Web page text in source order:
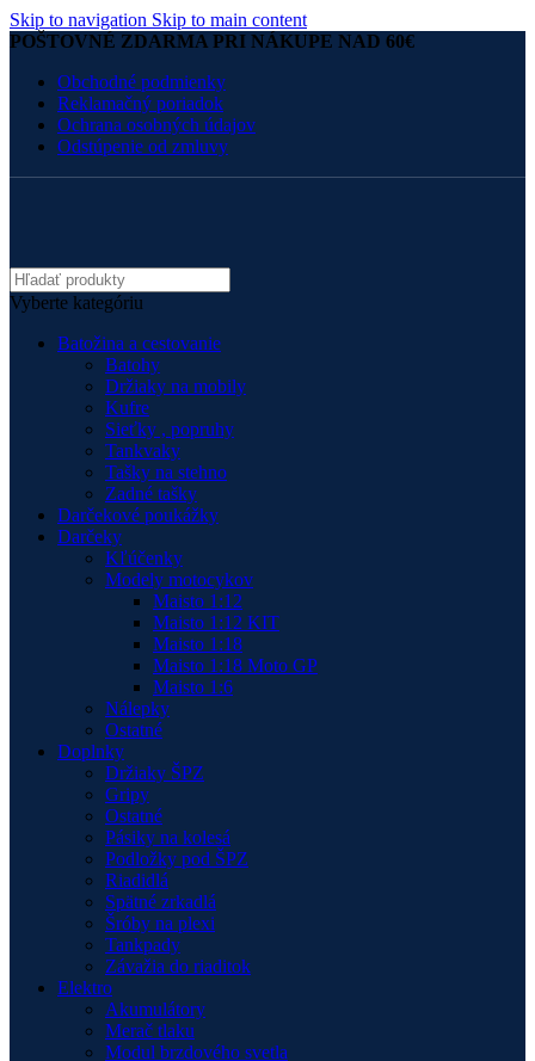
Skip to navigation Skip to main content
POŠTOVNÉ ZDARMA PRI NÁKUPE NAD 60€
Obchodné podmienky
Reklamačný poriadok
Ochrana osobných údajov
Odstúpenie od zmluvy
Vyberte kategóriu
Batožina a cestovanie
Batohy
Držiaky na mobily
Kufre
Sieťky , popruhy
Tankvaky
Tašky na stehno
Zadné tašky
Darčekové poukážky
Darčeky
Kľúčenky
Modely motocykov
Maisto 1:12
Maisto 1:12 KIT
Maisto 1:18
Maisto 1:18 Moto GP
Maisto 1:6
Nálepky
Ostatné
Doplnky
Držiaky ŠPZ
Gripy
Ostatné
Pásiky na kolesá
Podložky pod ŠPZ
Riadidlá
Spätné zrkadlá
Šróby na plexi
Tankpady
Závažia do riaditok
Elektro
Akumulátory
Merač tlaku
Modul brzdového svetla